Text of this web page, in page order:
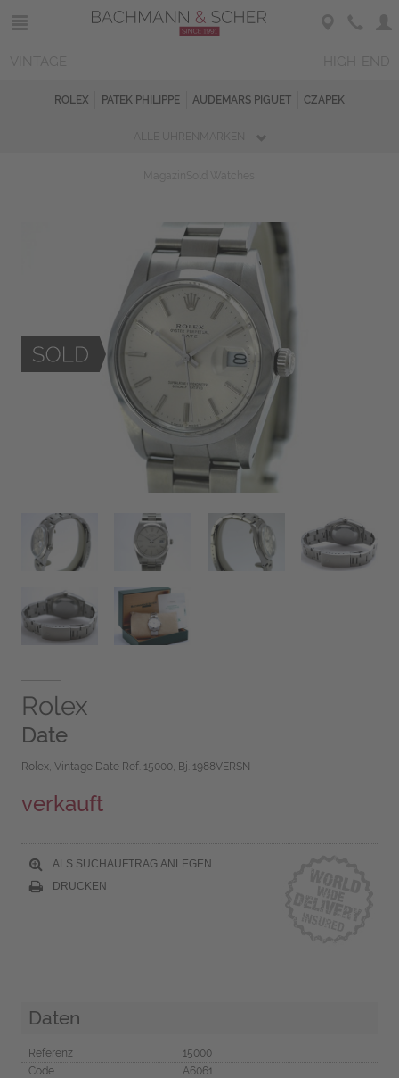
ROLEX PATEK PHILIPPE AUDEMARS PIGUET CZAPEK
Rolex
Date
Rolex, Vintage Date Ref. 15000, Bj. 1988VERSN
verkauft
ALS SUCHAUFTRAG ANLEGEN
DRUCKEN
Daten
Referenz
15000
Code
A6061